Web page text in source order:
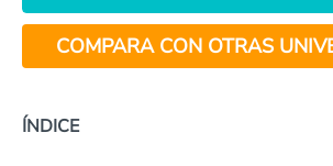
COMPARA CON OTRAS
ÍNDICE